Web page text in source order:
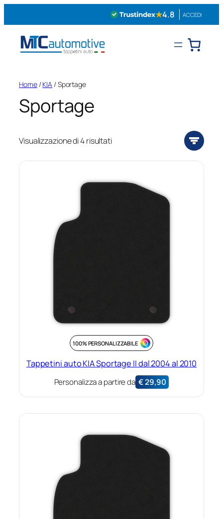
★4.8 ACCEDI
Home/KIA / Sportage
Sportage
Visualizzazione di 4 risultati
100% PERSONALIZZABILE
Tappetini auto KIA Sportage II dal 2004 al 2010
Personalizza a partire da €29,90